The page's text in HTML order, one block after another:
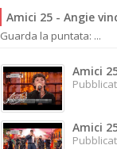
Amici 25 - Angie
Guarda la puntata: ...
Amici
Amici